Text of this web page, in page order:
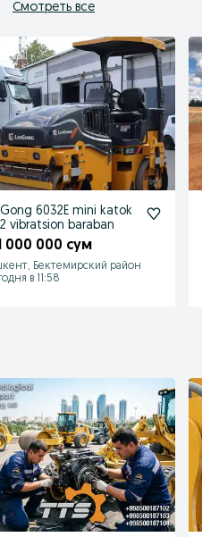
Смотреть все
6032E mini katok
vibratsion baraban
000 000 сум
Бектемирский район
в 11:58